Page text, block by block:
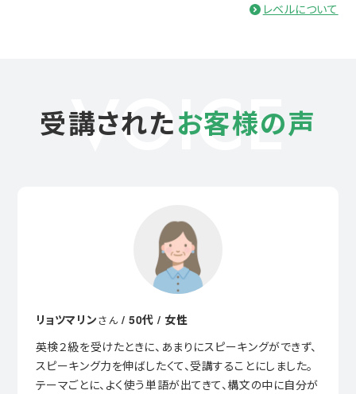
レベルについて
VOICE
受講されたお客様の声
リョツマリンさん/ 50代 / 女性
英検２級を受けたときに、あまりにスピーキングができず、
スピーキング力を伸ばしたくて、受講することにしました。
テーマごとに、よく使う単語が出てきて、構文の中に自分が